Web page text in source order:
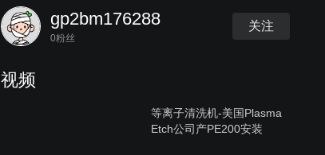
gp2bm176288
0粉丝
关注
视频
等离子清洗机-美国Plasma
Etch公司产PE200安装